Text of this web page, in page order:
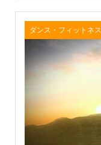
ダンス・フィットネス